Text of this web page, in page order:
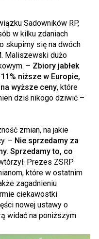
Sadowników RP,
w kilku zdaniach
skupimy się na dwóch
Maliszewski dużo
– Zbiory jabłek
niższe w Europie,
wyższe ceny, które
dziś nikogo dziwić –
zmian, na jakie
– Nie sprzedamy za
Sprzedamy to, co
Prezes ZSRP
które w ostatnim
zagadnieniu
ciekawostki
nowej ustawy o
widać na poniższym